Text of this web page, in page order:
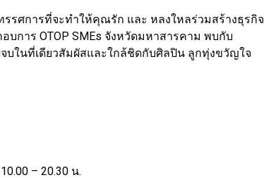
รศการที่จะทำให้คุณรัก และ หลงใหลร่วมสร้างธุรกิจ
บการ OTOP SMEs จังหวัดมหาสารคาม พบกับ
ในที่เดียวสัมผัสและใกล้ชิดกับศิลปิน ลูกทุ่งขวัญใจ
– 20.30 น.